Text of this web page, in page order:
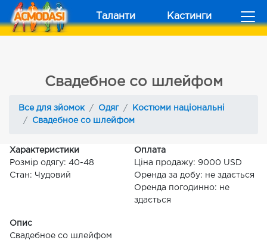
Таланти Кастинги
Свадебное со шлейфом
Все для зйомок Одяг
Костюми національні
Свадебное со шлейфом
Характеристики
Розмір одягу: 40-48
Стан: Чудовий
Оплата
Ціна продажу: 9000 USD
Оренда за добу: не здається
Оренда погодинно: не
здається
Опис
Свадебное со шлейфом